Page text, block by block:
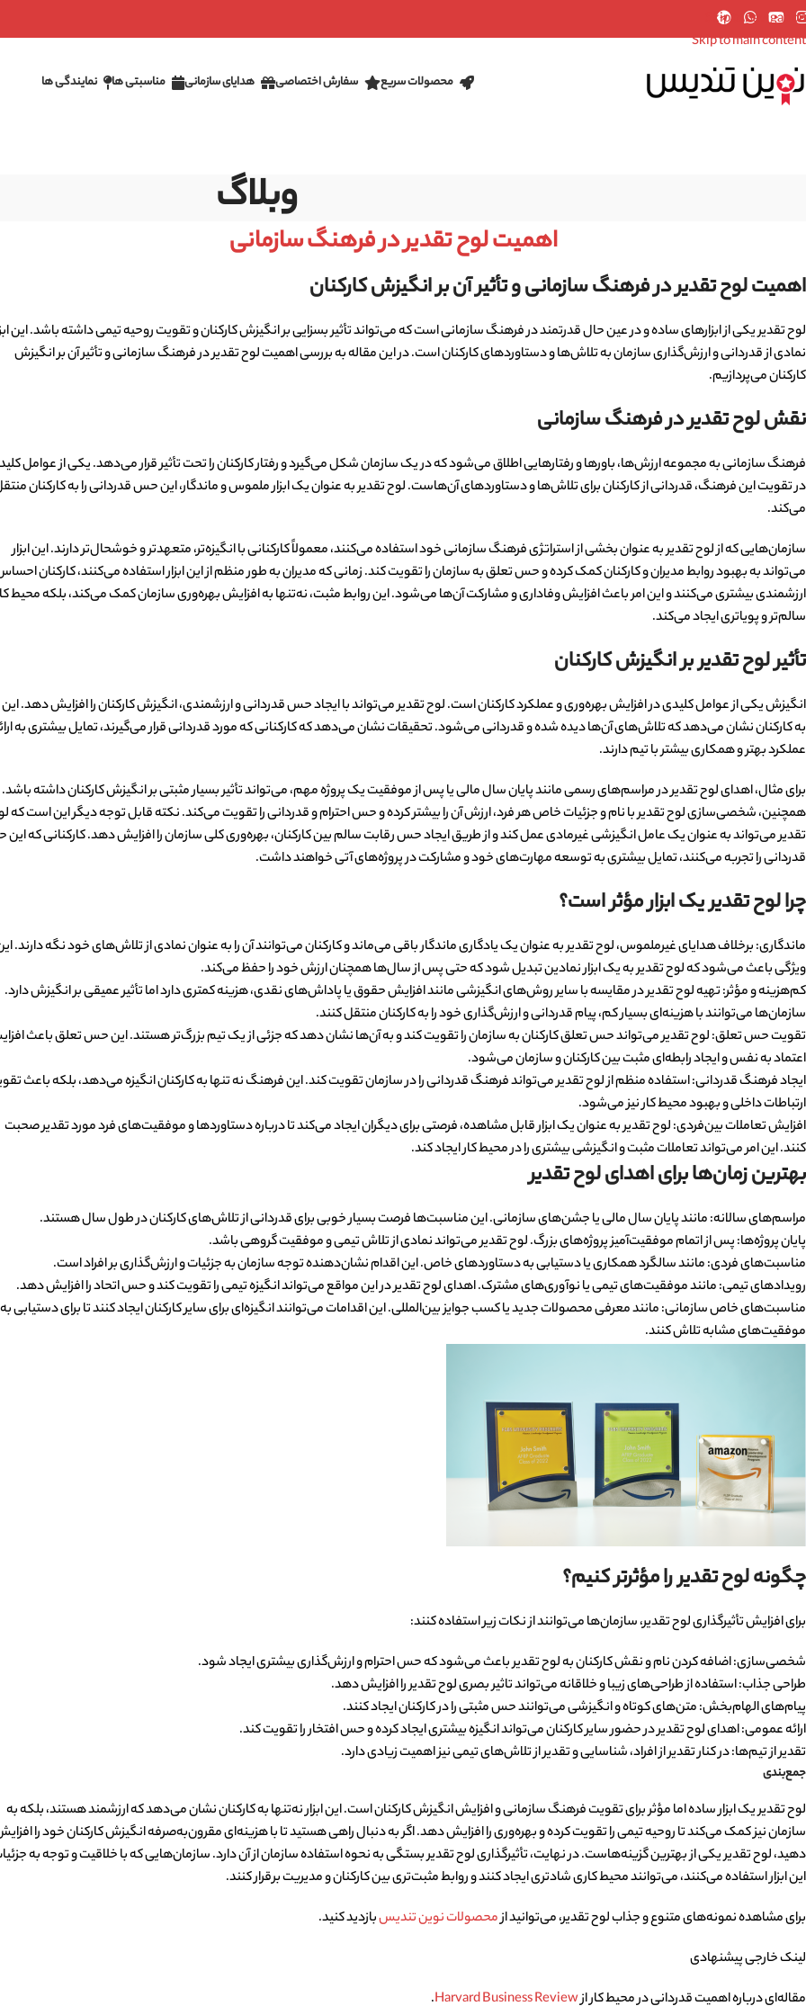
Skip to navigation
Skip to main content
محصولات سریع سفارش اختصاصی هدایای سازمانی مناسبتی ها نمایندگی ها
وبلاگ
اهمیت لوح تقدیر در فرهنگ سازمانی
اهمیت لوح تقدیر در فرهنگ سازمانی و تأثیر آن بر انگیزش کارکنان
لوح تقدیر یکی از ابزارهای ساده و در عین حال قدرتمند در فرهنگ سازمانی است که می‌تواند تأثیر بسزایی بر انگیزش کارکنان و تقویت روحیه تیمی داشته باشد. این
نمادی از قدردانی و ارزش‌گذاری سازمان به تلاش‌ها و دستاوردهای کارکنان است. در این مقاله به بررسی اهمیت لوح تقدیر در فرهنگ سازمانی و تأثیر آن بر انگیزش
کارکنان می‌پردازیم.
نقش لوح تقدیر در فرهنگ سازمانی
فرهنگ سازمانی به مجموعه ارزش‌ها، باورها و رفتارهایی اطلاق می‌شود که در یک سازمان شکل می‌گیرد و رفتار کارکنان را تحت تأثیر قرار می‌دهد. یکی از عوامل
در تقویت این فرهنگ، قدردانی از کارکنان برای تلاش‌ها و دستاوردهای آن‌هاست. لوح تقدیر به عنوان یک ابزار ملموس و ماندگار، این حس قدردانی را به کارکنان
می‌کند.
سازمان‌هایی که از لوح تقدیر به عنوان بخشی از استراتژی فرهنگ سازمانی خود استفاده می‌کنند، معمولاً کارکنانی با انگیزه‌تر، متعهدتر و خوشحال‌تر دارند. این ابزار
می‌تواند به بهبود روابط مدیران و کارکنان کمک کرده و حس تعلق به سازمان را تقویت کند. زمانی که مدیران به طور منظم از این ابزار استفاده می‌کنند، کارکنان
ارزشمندی بیشتری می‌کنند و این امر باعث افزایش وفاداری و مشارکت آن‌ها می‌شود. این روابط مثبت، نه‌تنها به افزایش بهره‌وری سازمان کمک می‌کند، بلکه محیط
سالم‌تر و پویاتری ایجاد می‌کند.
تأثیر لوح تقدیر بر انگیزش کارکنان
انگیزش یکی از عوامل کلیدی در افزایش بهره‌وری و عملکرد کارکنان است. لوح تقدیر می‌تواند با ایجاد حس قدردانی و ارزشمندی، انگیزش کارکنان را افزایش دهد. این
به کارکنان نشان می‌دهد که تلاش‌های آن‌ها دیده شده و قدردانی می‌شود. تحقیقات نشان می‌دهد که کارکنانی که مورد قدردانی قرار می‌گیرند، تمایل بیشتری به
عملکرد بهتر و همکاری بیشتر با تیم دارند.
برای مثال، اهدای لوح تقدیر در مراسم‌های رسمی مانند پایان سال مالی یا پس از موفقیت یک پروژه مهم، می‌تواند تأثیر بسیار مثبتی بر انگیزش کارکنان داشته باشد.
همچنین، شخصی‌سازی لوح تقدیر با نام و جزئیات خاص هر فرد، ارزش آن را بیشتر کرده و حس احترام و قدردانی را تقویت می‌کند. نکته قابل توجه دیگر این است که
تقدیر می‌تواند به عنوان یک عامل انگیزشی غیرمادی عمل کند و از طریق ایجاد حس رقابت سالم بین کارکنان، بهره‌وری کلی سازمان را افزایش دهد. کارکنانی که
قدردانی را تجربه می‌کنند، تمایل بیشتری به توسعه مهارت‌های خود و مشارکت در پروژه‌های آتی خواهند داشت.
چرا لوح تقدیر یک ابزار مؤثر است؟
ماندگاری: برخلاف هدایای غیرملموس، لوح تقدیر به عنوان یک یادگاری ماندگار باقی می‌ماند و کارکنان می‌توانند آن را به عنوان نمادی از تلاش‌های خود نگه دارند.
ویژگی باعث می‌شود که لوح تقدیر به یک ابزار نمادین تبدیل شود که حتی پس از سال‌ها همچنان ارزش خود را حفظ می‌کند.
کم‌هزینه و مؤثر: تهیه لوح تقدیر در مقایسه با سایر روش‌های انگیزشی مانند افزایش حقوق یا پاداش‌های نقدی، هزینه کمتری دارد اما تأثیر عمیقی بر انگیزش دارد.
سازمان‌ها می‌توانند با هزینه‌ای بسیار کم، پیام قدردانی و ارزش‌گذاری خود را به کارکنان منتقل کنند.
تقویت حس تعلق: لوح تقدیر می‌تواند حس تعلق کارکنان به سازمان را تقویت کند و به آن‌ها نشان دهد که جزئی از یک تیم بزرگ‌تر هستند. این حس تعلق باعث
اعتماد به نفس و ایجاد رابطه‌ای مثبت بین کارکنان و سازمان می‌شود.
ایجاد فرهنگ قدردانی: استفاده منظم از لوح تقدیر می‌تواند فرهنگ قدردانی را در سازمان تقویت کند. این فرهنگ نه تنها به کارکنان انگیزه می‌دهد، بلکه باعث
ارتباطات داخلی و بهبود محیط کار نیز می‌شود.
افزایش تعاملات بین‌فردی: لوح تقدیر به عنوان یک ابزار قابل مشاهده، فرصتی برای دیگران ایجاد می‌کند تا درباره دستاوردها و موفقیت‌های فرد مورد تقدیر صحبت
کنند. این امر می‌تواند تعاملات مثبت و انگیزشی بیشتری را در محیط کار ایجاد کند.
بهترین زمان‌ها برای اهدای لوح تقدیر
مراسم‌های سالانه: مانند پایان سال مالی یا جشن‌های سازمانی. این مناسبت‌ها فرصت بسیار خوبی برای قدردانی از تلاش‌های کارکنان در طول سال هستند.
پایان پروژه‌ها: پس از اتمام موفقیت‌آمیز پروژه‌های بزرگ. لوح تقدیر می‌تواند نمادی از تلاش تیمی و موفقیت گروهی باشد.
مناسبت‌های فردی: مانند سالگرد همکاری یا دستیابی به دستاوردهای خاص. این اقدام نشان‌دهنده توجه سازمان به جزئیات و ارزش‌گذاری بر افراد است.
رویدادهای تیمی: مانند موفقیت‌های تیمی یا نوآوری‌های مشترک. اهدای لوح تقدیر در این مواقع می‌تواند انگیزه تیمی را تقویت کند و حس اتحاد را افزایش دهد.
مناسبت‌های خاص سازمانی: مانند معرفی محصولات جدید یا کسب جوایز بین‌المللی. این اقدامات می‌توانند انگیزه‌ای برای سایر کارکنان ایجاد کنند تا برای دستیابی به
موفقیت‌های مشابه تلاش کنند.
چگونه لوح تقدیر را مؤثرتر کنیم؟
برای افزایش تأثیرگذاری لوح تقدیر، سازمان‌ها می‌توانند از نکات زیر استفاده کنند:
شخصی‌سازی: اضافه کردن نام و نقش کارکنان به لوح تقدیر باعث می‌شود که حس احترام و ارزش‌گذاری بیشتری ایجاد شود.
طراحی جذاب: استفاده از طراحی‌های زیبا و خلاقانه می‌تواند تاثیر بصری لوح تقدیر را افزایش دهد.
پیام‌های الهام‌بخش: متن‌های کوتاه و انگیزشی می‌توانند حس مثبتی را در کارکنان ایجاد کنند.
ارائه عمومی: اهدای لوح تقدیر در حضور سایر کارکنان می‌تواند انگیزه بیشتری ایجاد کرده و حس افتخار را تقویت کند.
تقدیر از تیم‌ها: در کنار تقدیر از افراد، شناسایی و تقدیر از تلاش‌های تیمی نیز اهمیت زیادی دارد.
جمع‌بندی
لوح تقدیر یک ابزار ساده اما مؤثر برای تقویت فرهنگ سازمانی و افزایش انگیزش کارکنان است. این ابزار نه‌تنها به کارکنان نشان می‌دهد که ارزشمند هستند، بلکه به
سازمان نیز کمک می‌کند تا روحیه تیمی را تقویت کرده و بهره‌وری را افزایش دهد. اگر به دنبال راهی هستید تا با هزینه‌ای مقرون‌به‌صرفه انگیزش کارکنان خود را
دهید، لوح تقدیر یکی از بهترین گزینه‌هاست. در نهایت، تأثیرگذاری لوح تقدیر بستگی به نحوه استفاده سازمان از آن دارد. سازمان‌هایی که با خلاقیت و توجه به
این ابزار استفاده می‌کنند، می‌توانند محیط کاری شادتری ایجاد کنند و روابط مثبت‌تری بین کارکنان و مدیریت برقرار کنند.
برای مشاهده نمونه‌های متنوع و جذاب لوح تقدیر، می‌توانید ازمحصولات نوین تندیسبازدید کنید.
لینک خارجی پیشنهادی
مقاله‌ای درباره اهمیت قدردانی در محیط کار ازHarvard Business Review
.